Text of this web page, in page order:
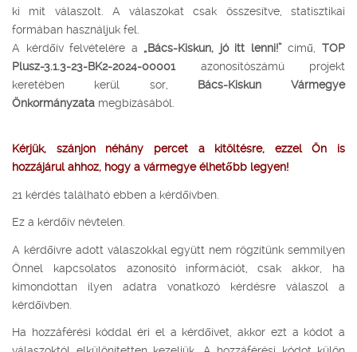
ki mit válaszolt. A válaszokat csak összesítve, statisztikai
formában használjuk fel.
A kérdőív felvételére a „Bács-Kiskun, jó itt lenni!”című,TOP
Plusz-3.1.3-23-BK2-2024-00001azonosítószámú projekt
keretében kerül sor, Bács-Kiskun Vármegye
Önkormányzata megbízásából.
Kérjük, szánjon néhány percet a kitöltésre, ezzel Ön is
hozzájárul ahhoz, hogy a vármegye élhetőbb legyen!
21 kérdés található ebben a kérdőívben.
Ez a kérdőív névtelen.
A kérdőívre adott válaszokkal együtt nem rögzítünk semmilyen
Önnel kapcsolatos azonosító információt, csak akkor, ha
kimondottan ilyen adatra vonatkozó kérdésre válaszol a
kérdőívben.
Ha hozzáférési kóddal éri el a kérdőívet, akkor ezt a kódot a